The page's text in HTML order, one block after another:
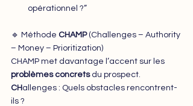
opérationnel ?”
🔹 Méthode CHAMP (Challenges – Authority
– Money – Prioritization)
CHAMP met davantage l’accent sur les
problèmes concrets du prospect.
CH allenges : Quels obstacles rencontrent-
ils ?